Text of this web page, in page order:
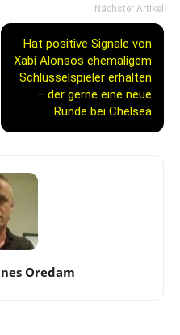
Nächster Artikel
Hat positive Signale von
Xabi Alonsos ehemaligem
Schlüsselspieler erhalten
– der gerne eine neue
Runde bei Chelsea
Oredam